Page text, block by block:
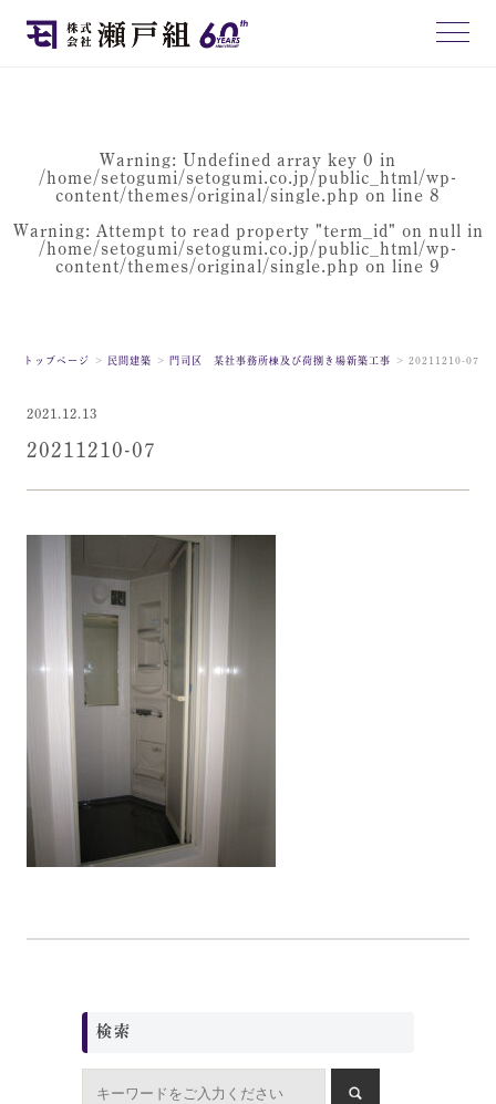
Warning: Undefined array key 0 in
/home/setogumi/setogumi.co.jp/public_html/wp-
content/themes/original/single.php on line 8
Warning: Attempt to read property "term_id" on null in
/home/setogumi/setogumi.co.jp/public_html/wp-
content/themes/original/single.php on line 9
トップページ 民間建築 門司区 某社事務所棟及び荷捌き場新築工事 20211210-07
2021.12.13
20211210-07
検索